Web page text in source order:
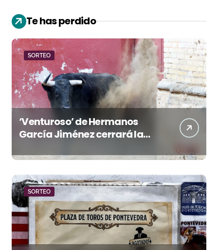
Te has perdido
SORTEO
‘Venturoso’ de Hermanos
García Jiménez cerrará la
SORTEO